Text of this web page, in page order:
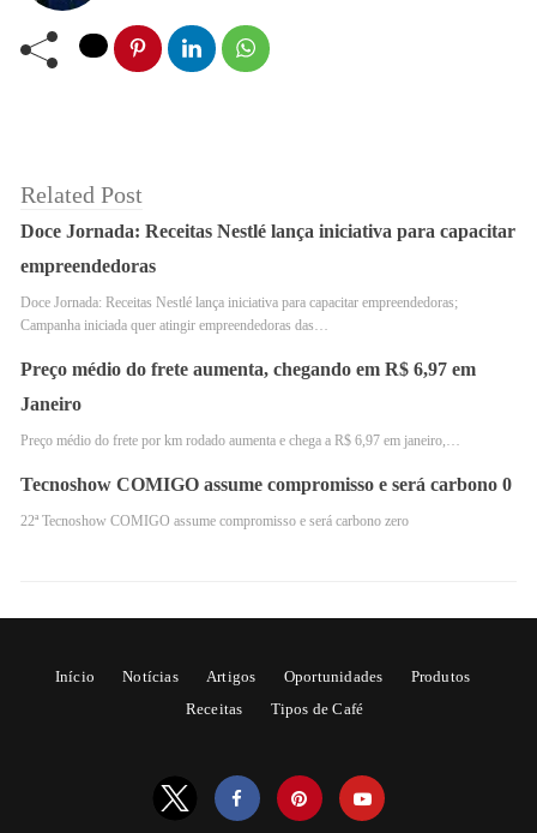
Então…uma das responsáveis em trazer esse novo
o nosso país é a especialista em cafés Gelma Franco que
está lançando a IL BAR, linha de coquetelaria com café
tomar vida no final de 2022, quando a empresária se
Related Post
Doce Jornada: Receitas Nestlé lança iniciativa para capacitar
empreendedoras
Doce Jornada: Receitas Nestlé lança iniciativa para capacitar empreendedoras;
Campanha iniciada quer atingir empreendedoras das…
Preço médio do frete aumenta, chegando em R$ 6,97 em
Janeiro
Preço médio do frete por km rodado aumenta e chega a R$ 6,97 em janeiro,…
Tecnoshow COMIGO assume compromisso e será carbono 0
22ª Tecnoshow COMIGO assume compromisso e será carbono zero
Início Notícias Artigos Oportunidades
Produtos
Receitas
Tipos de Café